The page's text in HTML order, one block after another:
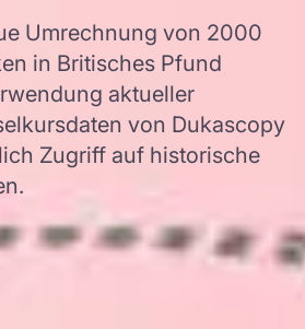
Umrechnung von 2000
in Britisches Pfund
aktueller
von Dukascopy
Zugriff auf historische